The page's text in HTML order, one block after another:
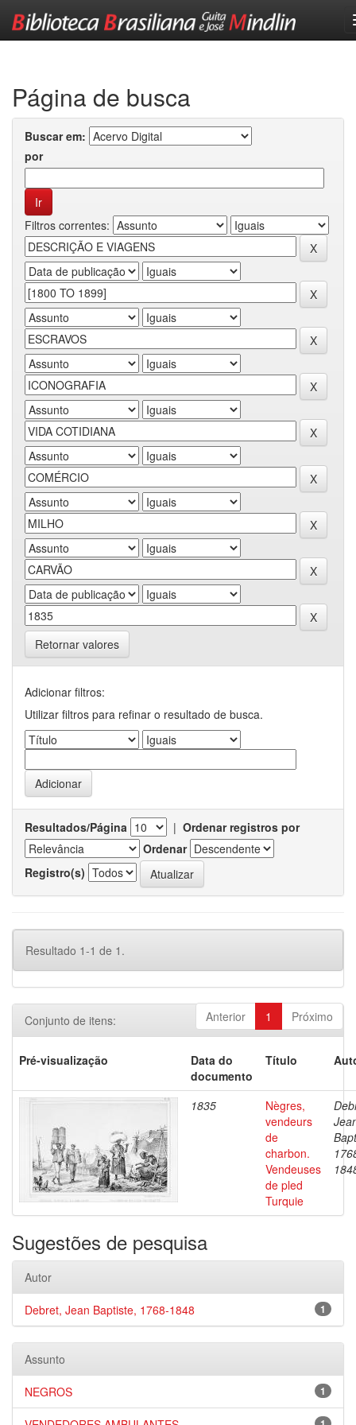
Página de busca
Buscar em:
por
Filtros correntes:
Retornar valores
Adicionar filtros:
Utilizar filtros para refinar o resultado de busca.
Resultados/Página | Ordenar registros por
Ordenar
Registro(s)
Resultado 1-1 de 1.
Anterior 1 Próximo
Conjunto de itens:
Pré-visualização
Data do
documento
Título
1835
Nègres,
vendeurs
de
charbon.
Vendeuses
de pled
Turquie
Sugestões de pesquisa
Autor
1
Debret, Jean Baptiste, 1768-1848
Assunto
1
NEGROS